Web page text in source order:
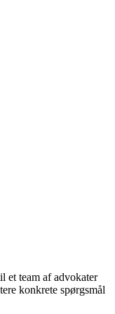
et team af advokater
konkrete spørgsmål